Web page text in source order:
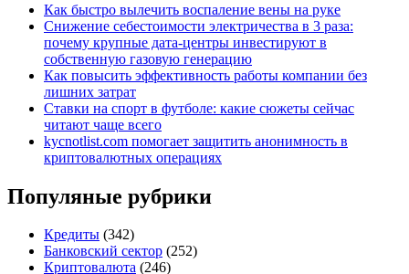
Как быстро вылечить воспаление вены на руке
Снижение себестоимости электричества в 3 раза:
почему крупные дата-центры инвестируют в
собственную газовую генерацию
Как повысить эффективность работы компании без
лишних затрат
Ставки на спорт в футболе: какие сюжеты сейчас
читают чаще всего
kycnotlist.com помогает защитить анонимность в
криптовалютных операциях
Популяные рубрики
Кредиты (342)
Банковский сектор (252)
Криптовалюта (246)